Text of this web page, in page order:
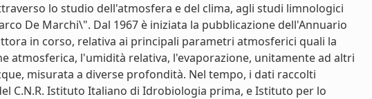
lo studio dell'atmosfera e del clima, agli studi limnologici
De Marchi\". Dal 1967 è iniziata la pubblicazione dell'Annuario
in corso, relativa ai principali parametri atmosferici quali la
atmosferica, l'umidità relativa, l'evaporazione, unitamente ad altri
misurata a diverse profondità. Nel tempo, i dati raccolti
C.N.R. Istituto Italiano di Idrobiologia prima, e Istituto per lo